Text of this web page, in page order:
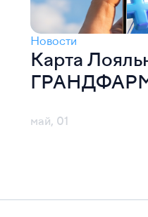
Новости
Карта
май, 01